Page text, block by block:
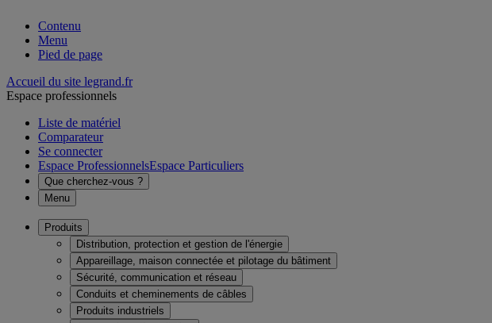
Contenu
Menu
Pied de page
Accueil du site legrand.fr
Espace professionnels
Liste de matériel
Comparateur
Se connecter
Espace ProfessionnelsEspace Particuliers
Que cherchez-vous ?
Menu
Produits
Distribution, protection et gestion de l'énergie
Appareillage, maison connectée et pilotage du bâtiment
Sécurité, communication et réseau
Conduits et cheminements de câbles
Produits industriels